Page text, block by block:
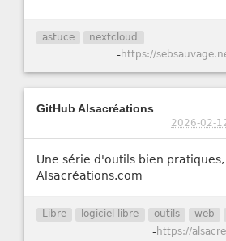
astuce nextcloud
-https://
GitHub Alsacréations
2026-02-
Une série d'outils bien
Alsacréations.com
Libre logiciel-libre outils web
-https://